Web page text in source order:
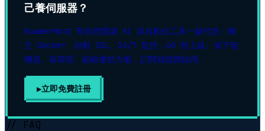
己養伺服器？
RoamerHost 幫你把開源 AI 與自動化工具一鍵代管：獨
立 Docker、自動 SSL、24/7 監控，60 秒上線。省下租
機器、裝環境、顧維運的力氣，訂閱就能開始用。
立即免費註冊
// FAQ